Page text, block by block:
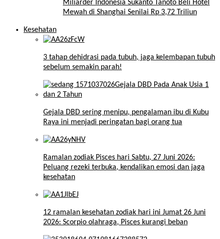
Miliarder Indonesia Sukanto Tanoto Beli Hotel
Mewah di Shanghai Senilai Rp 3,72 Triliun
Kesehatan
3 tahap dehidrasi pada tubuh, jaga kelembapan tubuh
sebelum semakin parah!
Gejala DBD sering menipu, pengalaman ibu di Kubu
Raya ini menjadi peringatan bagi orang tua
Ramalan zodiak Pisces hari Sabtu, 27 Juni 2026:
Peluang rezeki terbuka, kendalikan emosi dan jaga
kesehatan
12 ramalan kesehatan zodiak hari ini Jumat 26 Juni
2026: Scorpio olahraga, Pisces kurangi beban